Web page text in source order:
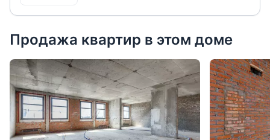
Продажа квартир в этом доме